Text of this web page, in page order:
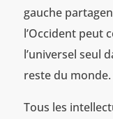
gauche
l’Occident peut
l’universel seul
reste du monde.
Tous les